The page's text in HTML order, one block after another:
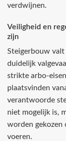
verdwijnen.
Veiligheid en
zijn
Steigerbouw
duidelijk
strikte arbo-
plaatsvinden
verantwoorde
niet mogelijk is,
worden gekozen
voeren.